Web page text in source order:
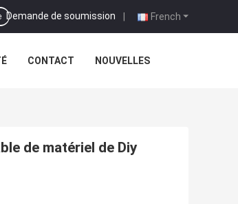
French
Demande de soumission |
CONTACT NOUVELLES
de matériel de Diy